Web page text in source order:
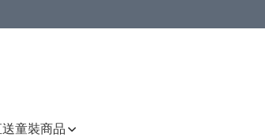
童裝商品